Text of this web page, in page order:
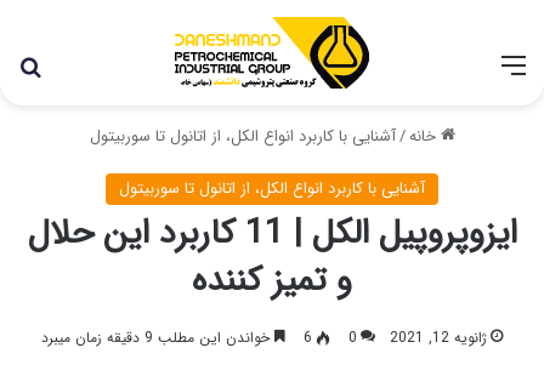
خانه/آشنایی با کاربرد انواع الکل، از اتانول تا سوربیتول
آشنایی با کاربرد انواع الکل، از اتانول تا سوربیتول
ایزوپروپیل الکل | 11 کاربرد این حلال
و تمیز کننده
ژانویه 12, 2021 0
6 خواندن این مطلب 9 دقیقه زمان میبرد
با توجه به شرایط اخیر در کشور، مجموعه پتروشیمی دانشمند
همچنان با تمام توان در حال فعالیت می باشد.